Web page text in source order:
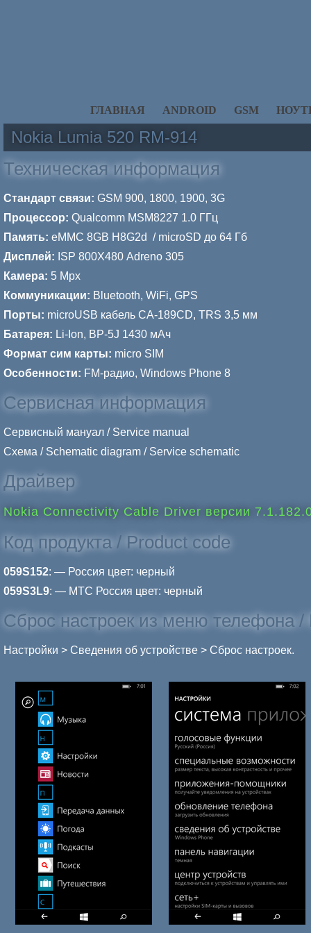
ГЛАВНАЯ ANDROID GSM
Nokia Lumia 520 RM-914
Техническая информация
Стандарт связи: GSM 900, 1800, 1900, 3G
Процессор: Qualcomm MSM8227 1.0 ГГц
Память: eMMC 8GB H8G2d / microSD до 64 Гб
Дисплей: ISP 800Х480 Adreno 305
Камера: 5 Mpx
Коммуникации: Bluetooth, WiFi, GPS
Порты: microUSB кабель CA-189CD, TRS 3,5 мм
Батарея: Li-Ion, BP-5J 1430 мАч
Формат сим карты: micro SIM
Особенности: FM-радио, Windows Phone 8
Сервисная информация
Сервисный мануал / Service manual
Схема / Schematic diagram / Service schematic
Драйвер
Nokia Connectivity Cable Driver версии
Код продукта / Product code
059S152: — Россия цвет: черный
059S3L9: — МТС Россия цвет: черный
Сброс настроек из меню телефона /
Настройки > Сведения об устройстве > Сброс настроек.